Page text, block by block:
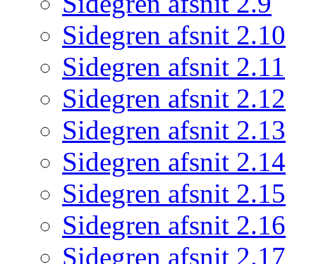
Sidegren afsnit 2.10
Sidegren afsnit 2.11
Sidegren afsnit 2.12
Sidegren afsnit 2.13
Sidegren afsnit 2.14
Sidegren afsnit 2.15
Sidegren afsnit 2.16
Sidegren afsnit 2.17